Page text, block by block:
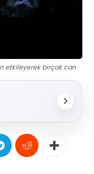
etkileyerek birçok can